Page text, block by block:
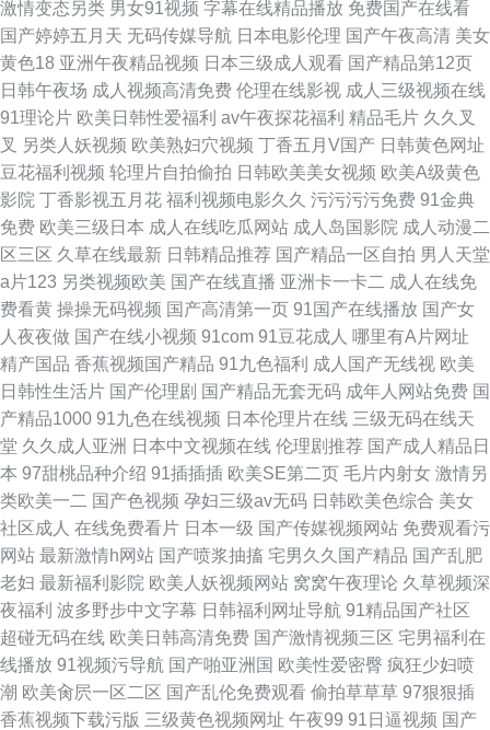
激情变态另类 男女91视频 字幕在线精品播放 免费国产在线看
国产婷婷五月天 无码传媒导航 日本电影伦理 国产午夜高清 美女
黄色18 亚洲午夜精品视频 日本三级成人观看 国产精品第12页
日韩午夜场 成人视频高清免费 伦理在线影视 成人三级视频在线
91理论片 欧美日韩性爱福利 av午夜探花福利 精品毛片 久久叉
叉 另类人妖视频 欧美熟妇穴视频 丁香五月V国产 日韩黄色网址
豆花福利视频 轮理片自拍偷拍 日韩欧美美女视频 欧美A级黄色
影院 丁香影视五月花 福利视频电影久久 污污污污免费 91金典
免费 欧美三级日本 成人在线吃瓜网站 成人岛国影院 成人动漫二
区三区 久草在线最新 日韩精品推荐 国产精品一区自拍 男人天堂
a片123 另类视频欧美 国产在线直播 亚洲卡一卡二 成人在线免
费看黄 操操无码视频 国产高清第一页 91国产在线播放 国产女
人夜夜做 国产在线小视频 91com 91豆花成人 哪里有A片网址
精产国品 香蕉视频国产精品 91九色福利 成人国产无线视 欧美
日韩性生活片 国产伦理剧 国产精品无套无码 成年人网站免费 国
产精品1000 91九色在线视频 日本伦理片在线 三级无码在线天
堂 久久成人亚洲 日本中文视频在线 伦理剧推荐 国产成人精品日
本 97甜桃品种介绍 91插插插 欧美SE第二页 毛片内射女 激情另
类欧美一二 国产色视频 孕妇三级av无码 日韩欧美色综合 美女
社区成人 在线免费看片 日本一级 国产传媒视频网站 免费观看污
网站 最新激情h网站 国产喷浆抽搐 宅男久久国产精品 国产乱肥
老妇 最新福利影院 欧美人妖视频网站 窝窝午夜理论 久草视频深
夜福利 波多野步中文字幕 日韩福利网址导航 91精品国产社区
超碰无码在线 欧美日韩高清免费 国产激情视频三区 宅男福利在
线播放 91视频污导航 国产啪亚洲国 欧美性爱密臀 疯狂少妇喷
潮 欧美肏屄一区二区 国产乱伦免费观看 偷拍草草草 97狠狠插
香蕉视频下载污版 三级黄色视频网址 午夜99 91日逼视频 国产